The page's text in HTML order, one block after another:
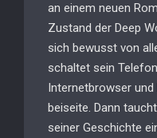
an einem neuen
Zustand der Deep
sich bewusst von
schaltet sein
Internetbrowser
beiseite. Dann
seiner Geschichte